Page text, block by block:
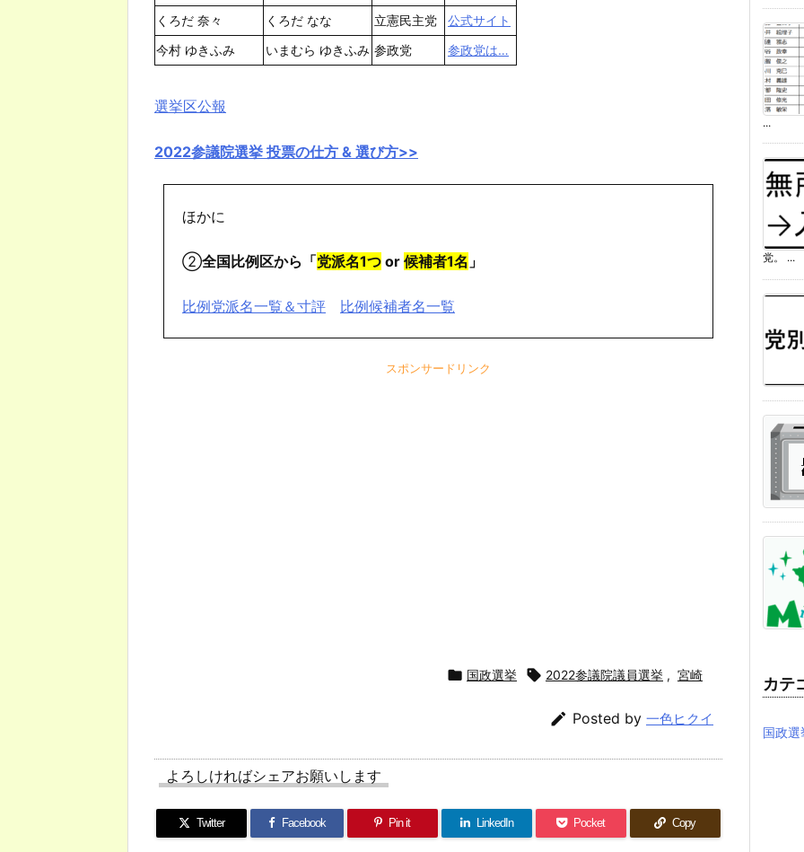
くろだ 奈々
くろだ なな 立憲民主党
公式サイト
今村 ゆきふみ
いまむら ゆきふみ 参政党 参政党は…
選挙区公報
2022参議院選挙 投票の仕方 & 選び方>>
ほかに
②全国比例区から「党派名1つ or 候補者1名 」
比例党派名一覧＆寸評 比例候補者名一覧
スポンサードリンク
 国政選挙  2022参議院議員選挙 , 宮崎
 Posted by 一色ヒクイ
よろしければシェアお願いします
Twitter Facebook Pin it LinkedIn Pocket Copy
...
党。 ...
カテ
国政選